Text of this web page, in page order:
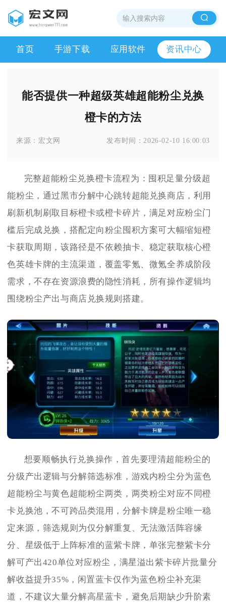
首页 手游下载 应用软件 资讯中心
能否提供一种超级英雄超能粉尘兑换
橙卡的方法
来源： 宏文网 发布时间： 2026-02-10 16:00:03
完整超能粉尘兑换橙卡流程为：囤积足量分级超
能粉尘，通过黑市分解中心跳转超能兑换商店，利用
刷新机制刷取目标橙卡或橙卡碎片，满足对应粉尘门
槛后完成兑换，搭配定向粉尘囤积方案可大幅缩短橙
卡获取周期，该路径是不依赖抽卡、稳定获取核心橙
色英雄卡牌的主流渠道，覆盖零氪、微氪全养成阶段
需求，不存在资源浪费的隐性消耗，所有操作逻辑均
围绕粉尘产出与商店兑换规则搭建。
想要顺畅执行兑换操作，首先要理清超能粉尘的
分级产出逻辑与分解筛选标准，游戏内粉尘分为蓝色
超能粉尘与黄色超能粉尘两类，两类粉尘对应不同橙
卡兑换池，不可跨品类混用，分解卡牌是粉尘唯一稳
定来源，筛选规则为仅分解重复、无法激活阵容缘
分、星级低于上阵标准的蓝紫卡牌，单张完整紫卡分
解可产出420单位对应粉尘，满星溢出紫卡碎片批量分
解收益提升35%，闲置蓝卡仅作为蓝色粉尘补充渠
道，不建议大量分解高星蓝卡，避免后期缺少升阶素